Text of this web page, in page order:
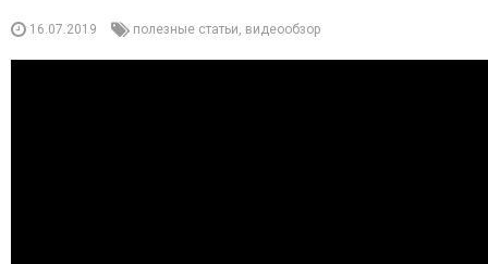
16.07.2019 полезные статьи, видеообзор